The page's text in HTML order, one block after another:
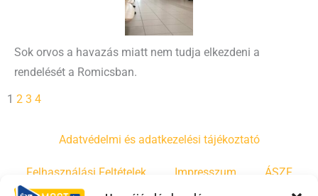
Sok orvos a havazás miatt nem tudja elkezdeni a
rendelését a Romicsban.
1 2 3 4
Adatvédelmi és adatkezelési tájékoztató
Felhasználási Feltételek Impresszum ÁSZF